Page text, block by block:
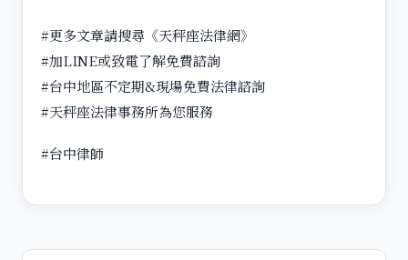
#更多文章請搜尋《天秤座法律網》
#加LINE或致電了解免費諮詢
#台中地區不定期&現場免費法律諮詢
#天秤座法律事務所為您服務
#台中律師